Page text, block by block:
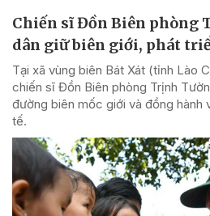
Chiến sĩ Đồn Biên phòng
dân giữ biên giới, phát
Tại xã vùng biên Bát Xát (tỉnh Lào
chiến sĩ Đồn Biên phòng Trịnh
đường biên mốc giới và đồng hành
tế.